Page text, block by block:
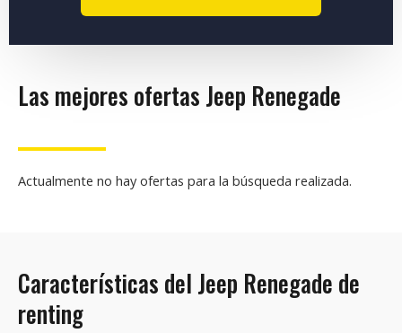
Las mejores ofertas Jeep Renegade
Actualmente no hay ofertas para la búsqueda realizada.
Características del Jeep Renegade de
renting